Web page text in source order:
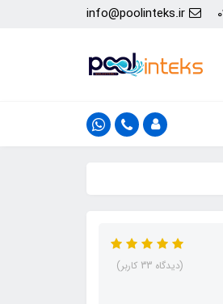
info@poolinteks.ir
(دیدگاه 33 کاربر)